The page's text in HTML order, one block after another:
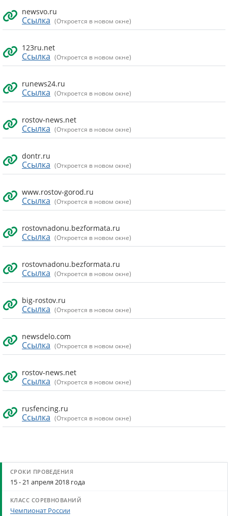
newsvo.ru
Ссылка (Откроется в новом окне)
123ru.net
Ссылка (Откроется в новом окне)
runews24.ru
Ссылка (Откроется в новом окне)
rostov-news.net
Ссылка (Откроется в новом окне)
dontr.ru
Ссылка (Откроется в новом окне)
www.rostov-gorod.ru
Ссылка (Откроется в новом окне)
rostovnadonu.bezformata.ru
Ссылка (Откроется в новом окне)
rostovnadonu.bezformata.ru
Ссылка (Откроется в новом окне)
big-rostov.ru
Ссылка (Откроется в новом окне)
newsdelo.com
Ссылка (Откроется в новом окне)
rostov-news.net
Ссылка (Откроется в новом окне)
rusfencing.ru
Ссылка (Откроется в новом окне)
15 - 21 апреля 2018 года
Чемпионат России